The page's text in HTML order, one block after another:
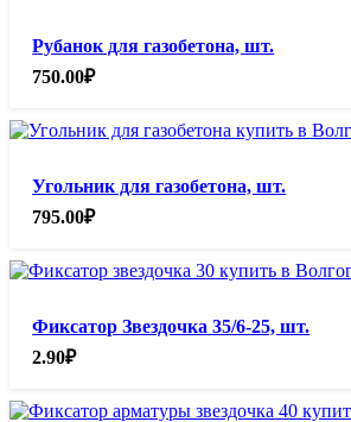
Рубанок для газобетона, шт.
750.00₽
Угольник для газобетона, шт.
795.00₽
Фиксатор Звездочка 35/6-25, шт.
2.90₽